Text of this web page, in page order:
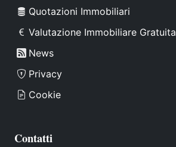
Quotazioni Immobiliari
Valutazione Immobiliare Gratuita
News
Privacy
Cookie
Contatti